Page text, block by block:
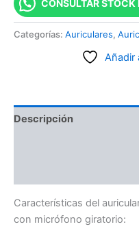
CONSULTAR STOCK
Categorías: Auriculares,
Añadir
Descripción
Características del
con micrófono giratorio: